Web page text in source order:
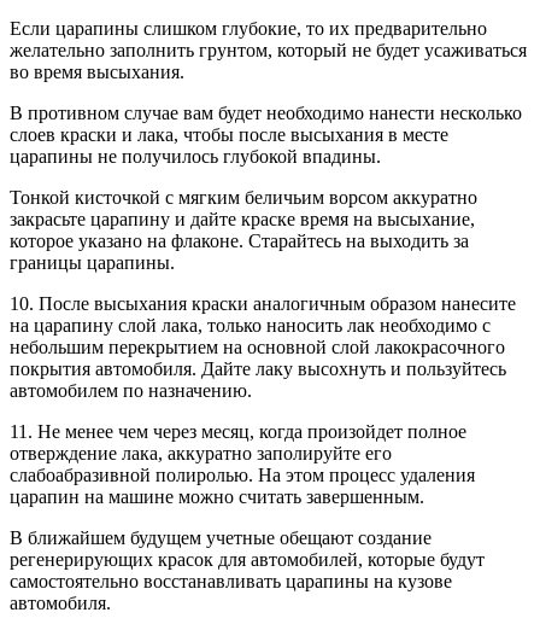
Если царапины слишком глубокие, то их предварительно
желательно заполнить грунтом, который не будет усаживаться
во время высыхания.
В противном случае вам будет необходимо нанести несколько
слоев краски и лака, чтобы после высыхания в месте
царапины не получилось глубокой впадины.
Тонкой кисточкой с мягким беличьим ворсом аккуратно
закрасьте царапину и дайте краске время на высыхание,
которое указано на флаконе. Старайтесь на выходить за
границы царапины.
10. После высыхания краски аналогичным образом нанесите
на царапину слой лака, только наносить лак необходимо с
небольшим перекрытием на основной слой лакокрасочного
покрытия автомобиля. Дайте лаку высохнуть и пользуйтесь
автомобилем по назначению.
11. Не менее чем через месяц, когда произойдет полное
отверждение лака, аккуратно заполируйте его
слабоабразивной полиролью. На этом процесс удаления
царапин на машине можно считать завершенным.
В ближайшем будущем учетные обещают создание
регенерирующих красок для автомобилей, которые будут
самостоятельно восстанавливать царапины на кузове
автомобиля.